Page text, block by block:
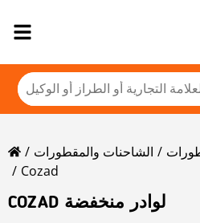
الشاحنات والمقطورات
Cozad
COZAD لوادر منخفضة